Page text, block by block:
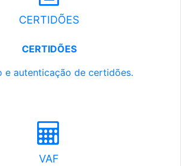
CERTIDÕES
CERTIDÕES
e autenticação de certidões.
VAF